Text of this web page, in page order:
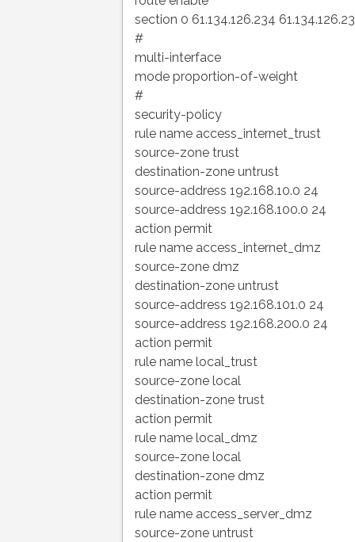
section 0 61.134.126.234
#
multi-interface
mode proportion-of-weight
#
security-policy
rule name access_internet_trust
source-zone trust
destination-zone untrust
source-address 192.168.10.0 24
source-address 192.168.100.0 24
action permit
rule name access_internet_dmz
source-zone dmz
destination-zone untrust
source-address 192.168.101.0 24
source-address 192.168.200.0 24
action permit
rule name local_trust
source-zone local
destination-zone trust
action permit
rule name local_dmz
source-zone local
destination-zone dmz
action permit
rule name access_server_dmz
source-zone untrust